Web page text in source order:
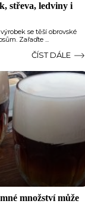
střeva, ledviny i
se těší obrovské
Zařaďte ...
ČÍST DÁLE
množství může